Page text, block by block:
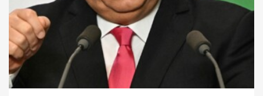
Osváth Zsolt: Hányok Tóth
Gabitól